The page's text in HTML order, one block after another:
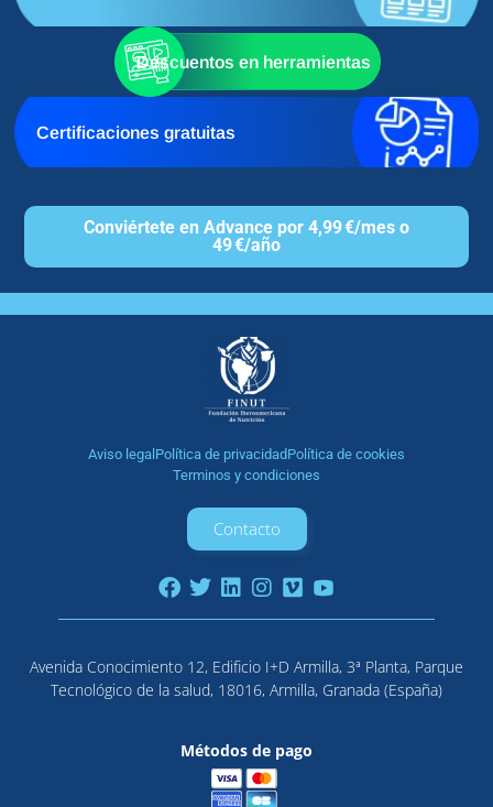
Descuentos en herramientas
Certificaciones gratuitas
Conviértete en Advance por 4,99 €/mes o
49 €/año
Aviso legal Política de privacidadPolítica de cookies
Terminos y condiciones
Contacto
Avenida Conocimiento 12, Edificio I+D Armilla, 3ª Planta, Parque
Tecnológico de la salud, 18016, Armilla, Granada (España)
Métodos de pago